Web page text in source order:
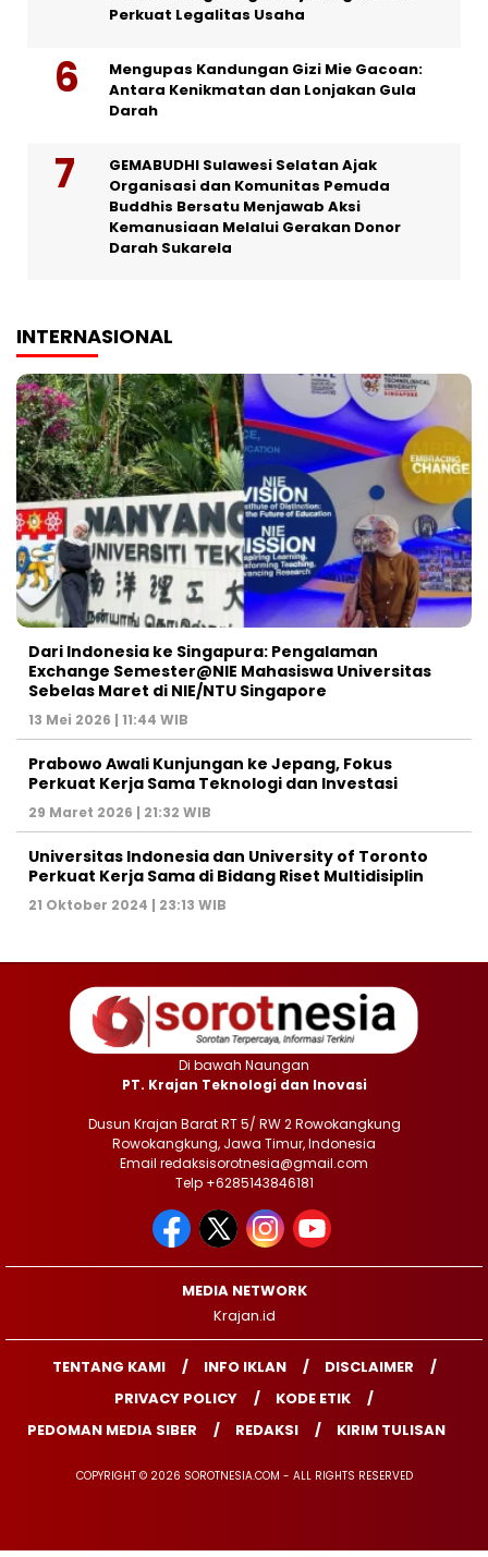
Perkuat Legalitas Usaha
Mengupas Kandungan Gizi Mie Gacoan:
Antara Kenikmatan dan Lonjakan Gula
Darah
GEMABUDHI Sulawesi Selatan Ajak
Organisasi dan Komunitas Pemuda
Buddhis Bersatu Menjawab Aksi
Kemanusiaan Melalui Gerakan Donor
Darah Sukarela
INTERNASIONAL
Dari Indonesia ke Singapura: Pengalaman
Exchange Semester@NIE Mahasiswa Universitas
Sebelas Maret di NIE/NTU Singapore
13 Mei 2026 | 11:44 WIB
Prabowo Awali Kunjungan ke Jepang, Fokus
Perkuat Kerja Sama Teknologi dan Investasi
29 Maret 2026 | 21:32 WIB
Universitas Indonesia dan University of Toronto
Perkuat Kerja Sama di Bidang Riset Multidisiplin
21 Oktober 2024 | 23:13 WIB
Di bawah Naungan
PT. Krajan Teknologi dan Inovasi
Dusun Krajan Barat RT 5/ RW 2 Rowokangkung
Rowokangkung, Jawa Timur, Indonesia
Email redaksisorotnesia@gmail.com
Telp +6285143846181
MEDIA NETWORK
Krajan.id
TENTANG KAMI INFO IKLAN
DISCLAIMER
PRIVACY POLICY
KODE ETIK
PEDOMAN MEDIA SIBER
REDAKSI KIRIM TULISAN
COPYRIGHT © 2026 SOROTNESIA.COM - ALL RIGHTS RESERVED